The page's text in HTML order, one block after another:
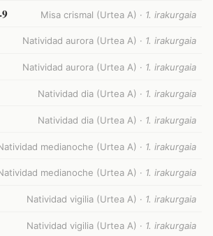
Misa crismal (Urtea A) · 1. irakurgaia
Natividad aurora (Urtea A) · 1. irakurgaia
Natividad aurora (Urtea A) · 1. irakurgaia
Natividad dia (Urtea A) · 1. irakurgaia
Natividad dia (Urtea A) · 1. irakurgaia
medianoche (Urtea A) · 1. irakurgaia
medianoche (Urtea A) · 1. irakurgaia
Natividad vigilia (Urtea A) · 1. irakurgaia
Natividad vigilia (Urtea A) · 1. irakurgaia